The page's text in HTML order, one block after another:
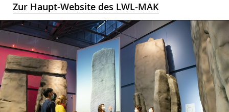
Zur Haupt-Website des LWL-MAK